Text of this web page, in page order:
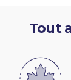
Tout